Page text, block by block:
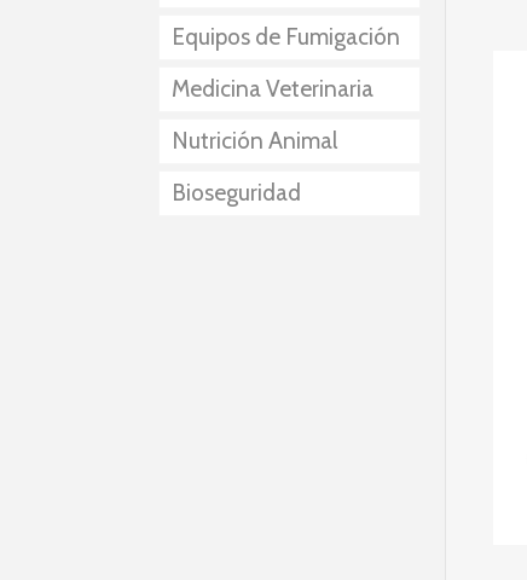
Equipos de Fumigación
Medicina Veterinaria
Nutrición Animal
Bioseguridad